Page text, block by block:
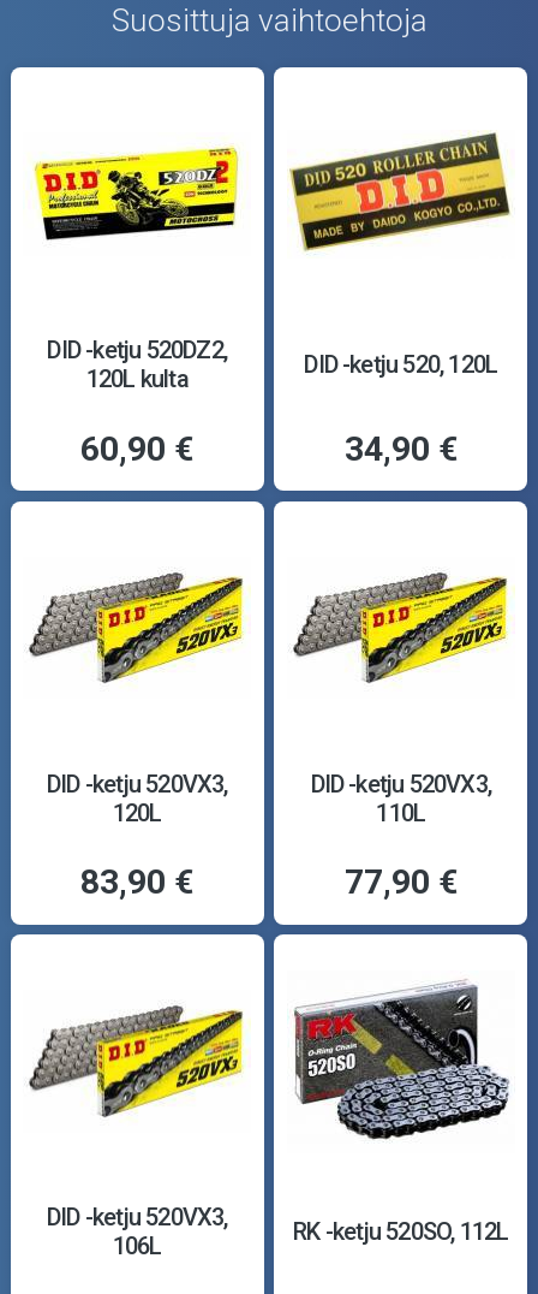
Suosittuja vaihtoehtoja
DID -ketju 520DZ2,
120L kulta
60,90 €
DID -ketju 520, 120L
34,90 €
DID -ketju 520VX3,
120L
83,90 €
DID -ketju 520VX3,
110L
77,90 €
DID -ketju 520VX3,
106L
RK -ketju 520SO, 112L